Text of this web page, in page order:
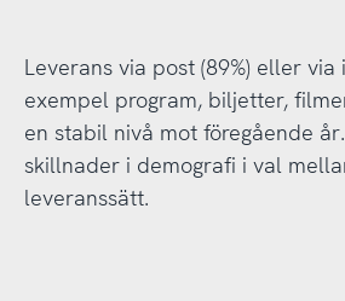
Leverans via post (89%) eller
exempel program, biljetter,
en stabil nivå mot föregående
skillnader i demografi i val
leveranssätt.